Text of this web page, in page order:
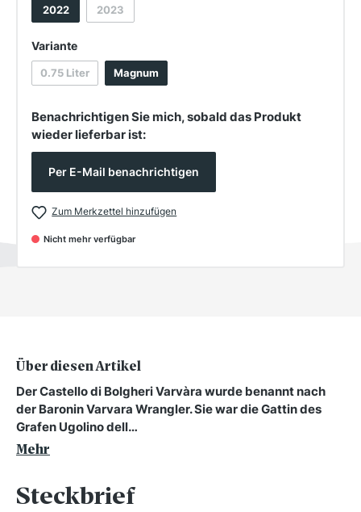
2022 2023(Diese Option ist zurzeit nicht verfügbar.)
Varianteauswählen
0.75 Liter(Diese Option ist zurzeit nicht verfügbar.)
Magnum
Benachrichtigen Sie mich, sobald das Produkt
wieder lieferbar ist:
Per E-Mail benachrichtigen
Zum Merkzettel hinzufügen
Nicht mehr verfügbar
Über diesen Artikel
Der Castello di Bolgheri Varvàra wurde benannt nach
der Baronin Varvara Wrangler. Sie war die Gattin des
Grafen Ugolino dell…
Mehr
Steckbrief